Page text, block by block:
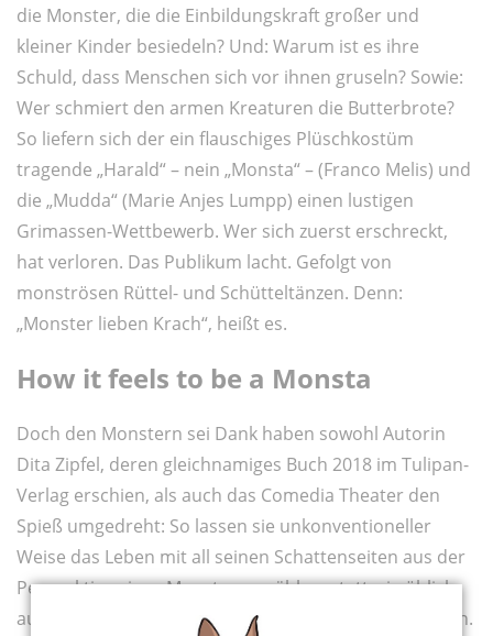
die Monster, die die Einbildungskraft großer und
kleiner Kinder besiedeln? Und: Warum ist es ihre
Schuld, dass Menschen sich vor ihnen gruseln? Sowie:
Wer schmiert den armen Kreaturen die Butterbrote?
So liefern sich der ein flauschiges Plüschkostüm
tragende „Harald“ – nein „Monsta“ – (Franco Melis) und
die „Mudda“ (Marie Anjes Lumpp) einen lustigen
Grimassen-Wettbewerb. Wer sich zuerst erschreckt,
hat verloren. Das Publikum lacht. Gefolgt von
monströsen Rüttel- und Schütteltänzen. Denn:
„Monster lieben Krach“, heißt es.
How it feels to be a Monsta
Doch den Monstern sei Dank haben sowohl Autorin
Dita Zipfel, deren gleichnamiges Buch 2018 im Tulipan-
Verlag erschien, als auch das Comedia Theater den
Spieß umgedreht: So lassen sie unkonventioneller
Weise das Leben mit all seinen Schattenseiten aus der
Perspektive eines Monsters erzählen, statt wie üblich
aus der langweiligen des immer motzenden Menschen.